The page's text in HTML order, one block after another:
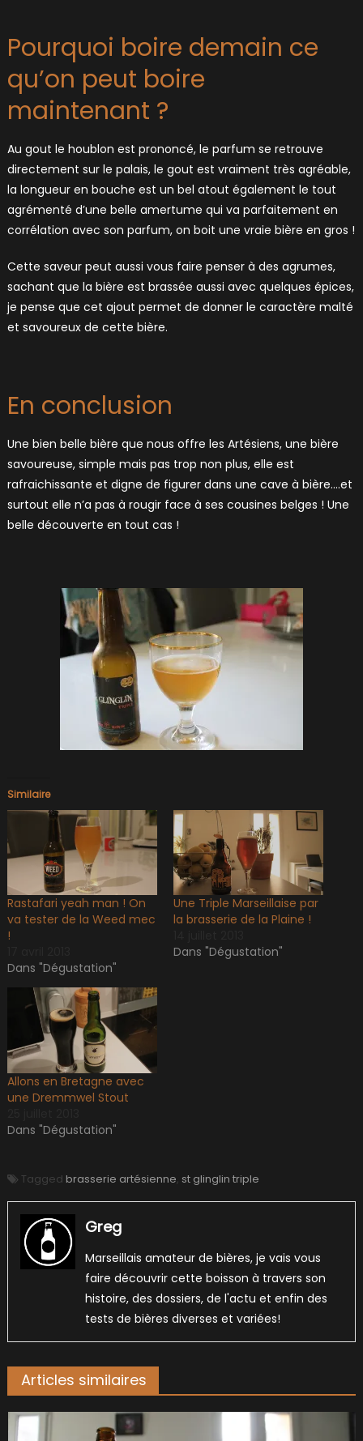
Pourquoi boire demain ce
qu’on peut boire
maintenant ?
Au gout le houblon est prononcé, le parfum se retrouve
directement sur le palais, le gout est vraiment très agréable,
la longueur en bouche est un bel atout également le tout
agrémenté d’une belle amertume qui va parfaitement en
corrélation avec son parfum, on boit une vraie bière en gros !
Cette saveur peut aussi vous faire penser à des agrumes,
sachant que la bière est brassée aussi avec quelques épices,
je pense que cet ajout permet de donner le caractère malté
et savoureux de cette bière.
En conclusion
Une bien belle bière que nous offre les Artésiens, une bière
savoureuse, simple mais pas trop non plus, elle est
rafraichissante et digne de figurer dans une cave à bière….et
surtout elle n’a pas à rougir face à ses cousines belges ! Une
belle découverte en tout cas !
Similaire
Rastafari yeah man ! On
va tester de la Weed mec
!
Dans "Dégustation"
Une Triple Marseillaise par
la brasserie de la Plaine !
Dans "Dégustation"
Allons en Bretagne avec
une Dremmwel Stout
Dans "Dégustation"
Tagged brasserie artésienne, st glinglin triple
Greg
Marseillais amateur de bières, je vais vous
faire découvrir cette boisson à travers son
histoire, des dossiers, de l'actu et enfin des
tests de bières diverses et variées!
Articles similaires